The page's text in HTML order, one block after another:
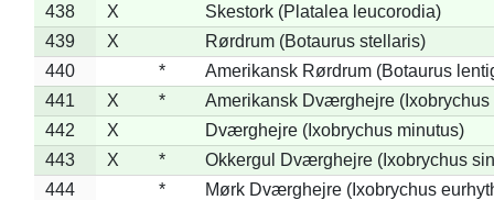
438
X
Skestork (Platalea leucorodia)
439
X
Rørdrum (Botaurus stellaris)
440
*
Amerikansk Rørdrum (Botaurus
441
X *
Amerikansk Dværghejre (Ixobrychus
442
X
Dværghejre (Ixobrychus minutus)
443
X *
Okkergul Dværghejre (Ixobrychus
444
*
Mørk Dværghejre (Ixobrychus